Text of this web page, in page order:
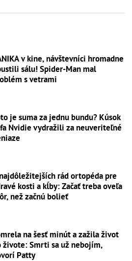
v kine, návštevníci hromadne
sálu! Spider-Man mal
s vetrami
je suma za jednu bundu? Kúsok
Nvidie vydražili za neuveriteľné
rád ortopéda pre
kosti a kĺby: Začať treba oveľa
než začnú bolieť
na šesť minút a zažila život
živote: Smrti sa už nebojím,
Patty